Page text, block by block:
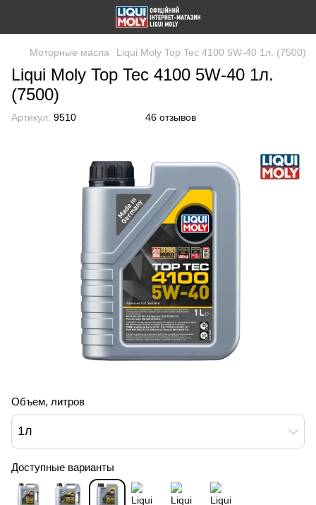
Моторные масла Liqui Moly Top Tec 4100 5W-40 1л. (7500)
Liqui Moly Top Tec 4100 5W-40 1л.
(7500)
Артикул: 9510 46 отзывов
Объем, литров
1л
Доступные варианты